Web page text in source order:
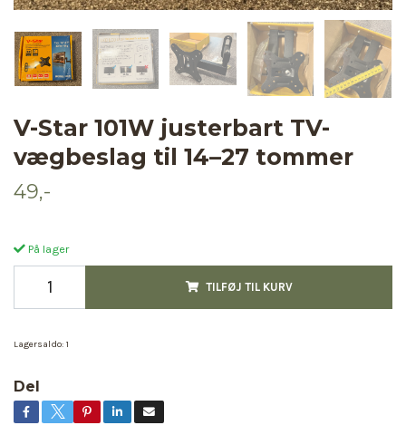
V-Star 101W justerbart TV-
vægbeslag til 14–27 tommer
49,-
På lager
TILFØJ TIL KURV
Lagersaldo: 1
Del